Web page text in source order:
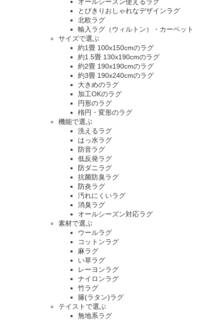
オールシーズン使えるラグ
とびきりおしゃれなデザインラグ
北欧ラグ
輸入ラグ（ウィルトン）・カーペット
サイズで選ぶ
約1畳 100x150cmのラグ
約1.5畳 130x190cmのラグ
約2畳 190x190cmのラグ
約3畳 190x240cmのラグ
大きめのラグ
加工OKのラグ
円形のラグ
楕円・変形のラグ
機能で選ぶ
洗えるラグ
はっ水ラグ
防音ラグ
低反発ラグ
防ダニラグ
抗菌防臭ラグ
防炎ラグ
汚れにくいラグ
消臭ラグ
オールシーズン対応ラグ
素材で選ぶ
ウールラグ
コットンラグ
麻ラグ
い草ラグ
レーヨンラグ
ナイロンラグ
竹ラグ
籐(ラタン)ラグ
テイストで選ぶ
無地系ラグ